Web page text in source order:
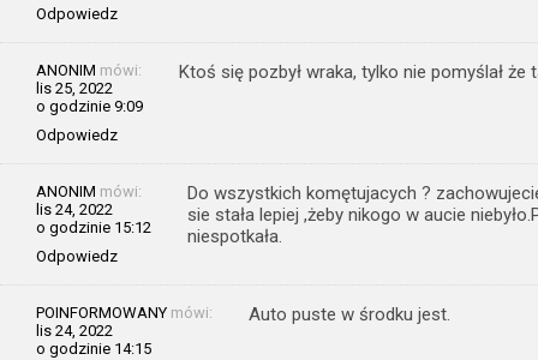
Odpowiedz
ANONIM mówi:
lis 25, 2022
o godzinie 9:09
Odpowiedz
Ktoś się pozbył wraka, tylko nie pomyślał
ANONIM mówi:
lis 24, 2022
o godzinie 15:12
Odpowiedz
Do wszystkich komętujacych ?
sie stała lepiej ,żeby nikogo w aucie
niespotkała.
POINFORMOWANY mówi:
lis 24, 2022
o godzinie 14:15
Auto puste w środku jest.